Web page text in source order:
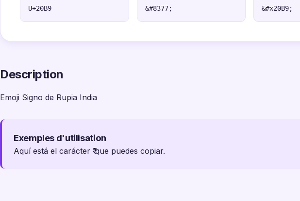
U+20B9 &#8377; &#x20B9;
Description
Emoji Signo de Rupia India
Exemples d'utilisation
Aquí está el carácter ₹ que puedes copiar.